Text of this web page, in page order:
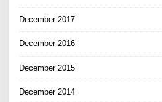
December 2017
December 2016
December 2015
December 2014